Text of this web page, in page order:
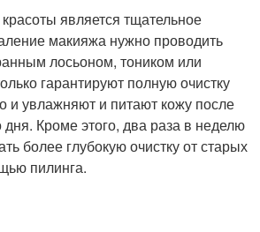
является тщательное
макияжа нужно проводить
лосьоном, тоником или
гарантируют полную очистку
и увлажняют и питают кожу после
дня. Кроме этого, два раза в неделю
более глубокую очистку от старых
пилинга.